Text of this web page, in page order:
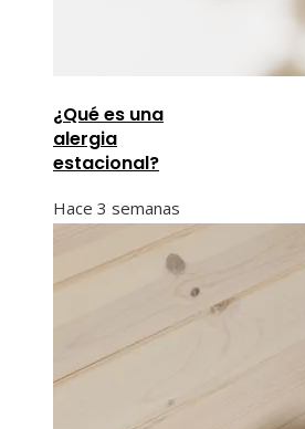
¿Qué es una
alergia
estacional?
Hace 3 semanas